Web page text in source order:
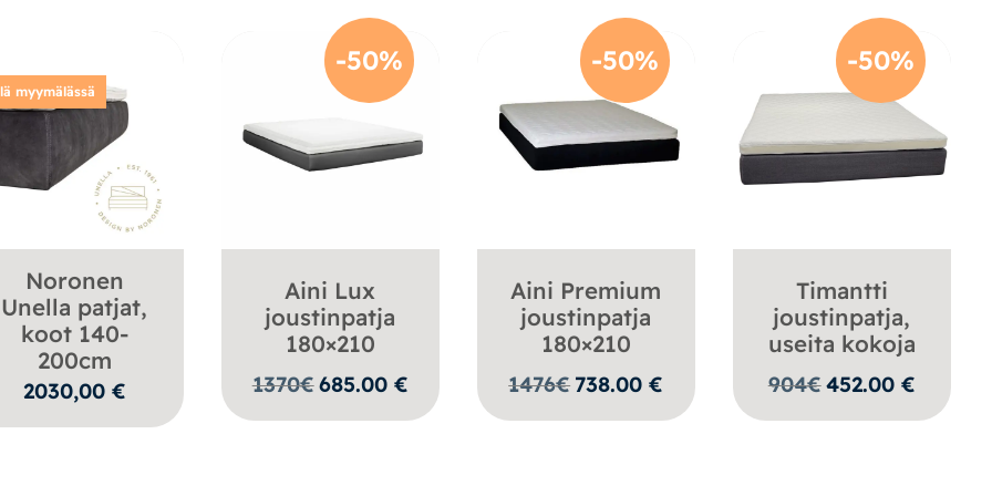
myymälässä
Noronen
Unella patjat,
koot 140-
200cm
2030,00 €
-50%
Aini Lux
joustinpatja
180×210
1370€685.00 €
-50%
Aini Premium
joustinpatja
180×210
1476€ 738.00€
-50%
Timantti
joustinpatja,
useita kokoja
904€452.00 €